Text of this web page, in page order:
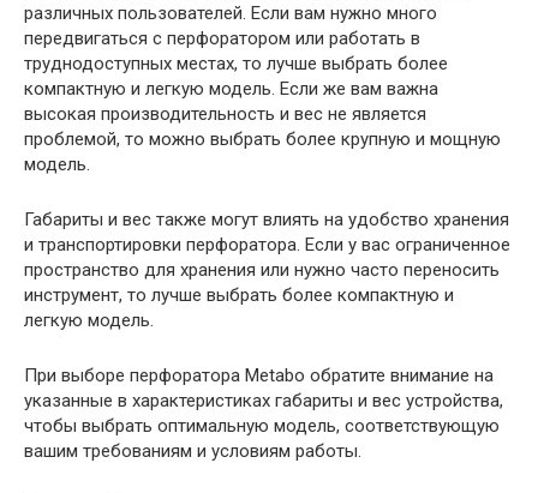
различных пользователей. Если вам нужно много
передвигаться с перфоратором или работать в
труднодоступных местах, то лучше выбрать более
компактную и легкую модель. Если же вам важна
высокая производительность и вес не является
проблемой, то можно выбрать более крупную и мощную
модель.
Габариты и вес также могут влиять на удобство хранения
и транспортировки перфоратора. Если у вас ограниченное
пространство для хранения или нужно часто переносить
инструмент, то лучше выбрать более компактную и
легкую модель.
При выборе перфоратора Metabo обратите внимание на
указанные в характеристиках габариты и вес устройства,
чтобы выбрать оптимальную модель, соответствующую
вашим требованиям и условиям работы.